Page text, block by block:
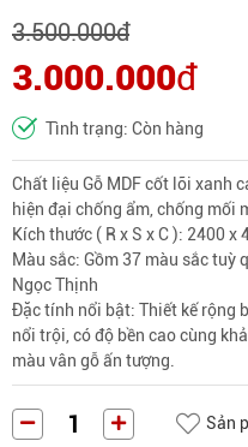
3.500.000đ
3.000.000đ
Tình trạng: Còn hàng
Chất liệu Gỗ MDF cốt lõi xanh
hiện đại chống ẩm, chống mối
Kích thước ( R x S x C ): 2400 x
Màu sắc: Gồm 37 màu sắc tuỳ
Ngọc Thịnh
Đặc tính nổi bật: Thiết kế rộng
nổi trội, có độ bền cao cùng
màu vân gỗ ấn tượng.
Sản